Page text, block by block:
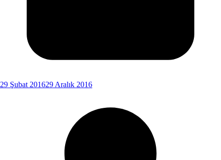
29 Şubat 201629 Aralık 2016